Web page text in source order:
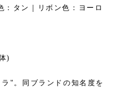
：タン｜リボン色：ヨーロ
)
"。同ブランドの知名度を